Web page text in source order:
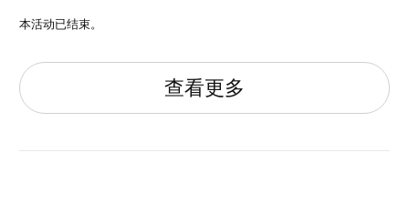
本活动已结束。
查看更多